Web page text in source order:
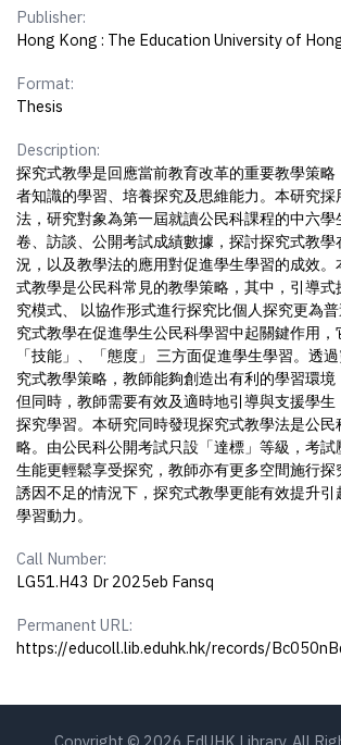
Publisher:
Hong Kong : The Education University of
Format:
Thesis
Description:
探究式教學是回應當前教育改革的重要教學策略
者知識的學習、培養探究及思維能力。本研究
法，研究對象為第一屆就讀公民科課程的中六學
卷、訪談、公開考試成績數據，探討探究式教
況，以及教學法的應用對促進學生學習的成效
式教學是公民科常見的教學策略，其中，引導式
究模式、 以協作形式進行探究比個人探究更為
究式教學在促進學生公民科學習中起關鍵作用，
「技能」、「態度」 三方面促進學生學習。透
究式教學策略，教師能夠創造出有利的學習環境
但同時，教師需要有效及適時地引導與支援學生
探究學習。本研究同時發現探究式教學法是公
略。由公民科公開考試只設「達標」等級，考
生能更輕鬆享受探究，教師亦有更多空間施行
誘因不足的情況下，探究式教學更能有效提升引
學習動力。
Call Number:
LG51.H43 Dr 2025eb Fansq
Permanent URL:
https://educoll.lib.eduhk.hk/records/